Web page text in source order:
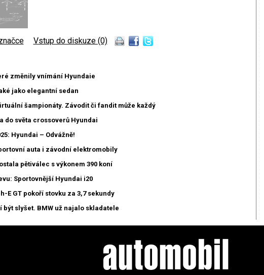
Vstup do diskuze (0)
změnily vnímání Hyundaie
jako elegantní sedan
šampionáty. Závodit či fandit může každý
do světa crossoverů Hyundai
Hyundai – Odvážně!
auta i závodní elektromobily
pětiválec s výkonem 390 koní
Sportovnější Hyundai i20
E GT pokoří stovku za 3,7 sekundy
být slyšet. BMW už najalo skladatele